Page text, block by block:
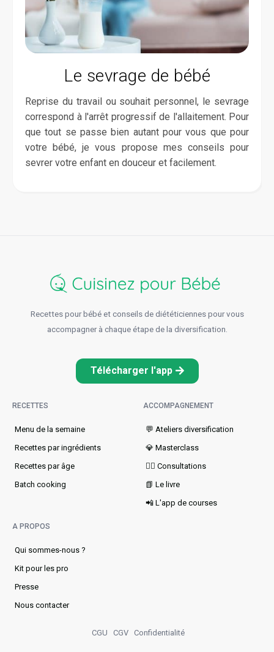
Le sevrage de bébé
Reprise du travail ou souhait personnel, le sevrage
correspond à l'arrêt progressif de l'allaitement. Pour
que tout se passe bien autant pour vous que pour
votre bébé, je vous propose mes conseils pour
sevrer votre enfant en douceur et facilement.
Recettes pour bébé et conseils de diététiciennes pour vous
accompagner à chaque étape de la diversification.
Télécharger l'app
RECETTES
Menu de la semaine​
Recettes par ingrédients
Recettes par âge
Batch cooking
ACCOMPAGNEMENT
💬 Ateliers diversification
💎 Masterclass
👩‍⚕️ Consultations
📗 Le livre
📲 L'app de courses
A PROPOS
Qui sommes-nous ?
Kit pour les pro
Presse
Nous contacter
CGU CGV Confidentialité